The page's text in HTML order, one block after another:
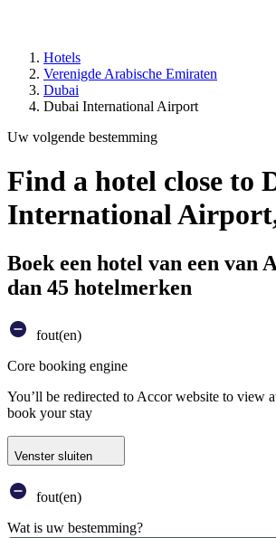
Hotels
Verenigde Arabische Emiraten
Dubai
Dubai International Airport
Uw volgende bestemming
Find a hotel close to
International
Boek een hotel van een van
dan 45 hotelmerken
fout(en)
Core booking engine
You’ll be redirected to Accor website to view
book your stay
Venster sluiten
fout(en)
Wat is uw bestemming?